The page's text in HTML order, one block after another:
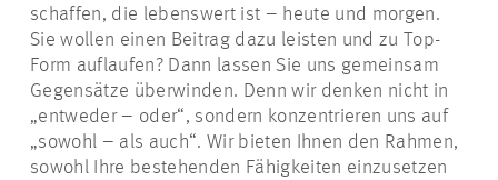
schaffen, die lebenswert ist – heute und morgen.
Sie wollen einen Beitrag dazu leisten und zu Top-
Form auflaufen? Dann lassen Sie uns gemeinsam
Gegensätze überwinden. Denn wir denken nicht in
„entweder – oder“, sondern konzentrieren uns auf
„sowohl – als auch“. Wir bieten Ihnen den Rahmen,
sowohl Ihre bestehenden Fähigkeiten einzusetzen